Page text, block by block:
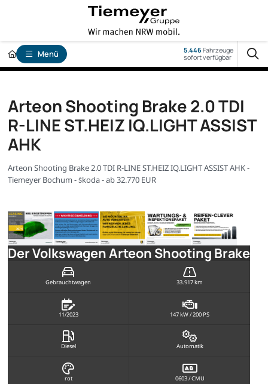
Menü 5.446Fahrzeuge
sofort verfügbar
Arteon Shooting Brake 2.0 TDI
R-LINE ST.HEIZ IQ.LIGHT ASSIST
AHK
Arteon Shooting Brake 2.0 TDI R-LINE ST.HEIZ IQ.LIGHT ASSIST AHK -
Tiemeyer Bochum - Škoda - ab 32.770 EUR
Der Volkswagen Arteon Shooting Brake
Gebrauchtwagen 33.917 km
11/2023 147 kW / 200 PS
Diesel Automatik
rot 0603 / CMU